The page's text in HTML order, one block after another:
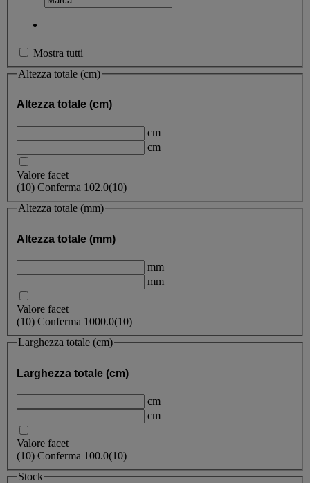
Mostra tutti
Altezza totale (cm)
Altezza totale (cm)
cm
cm
Valore facet
(10) Conferma 102.0(10)
Altezza totale (mm)
Altezza totale (mm)
mm
mm
Valore facet
(10) Conferma 1000.0(10)
Larghezza totale (cm)
Larghezza totale (cm)
cm
cm
Valore facet
(10) Conferma 100.0(10)
Stock